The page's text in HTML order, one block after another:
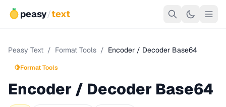
peasy/text
Peasy Text / Format Tools / Encoder / Decoder Base64
🍋Format Tools
Encoder / Decoder Base64